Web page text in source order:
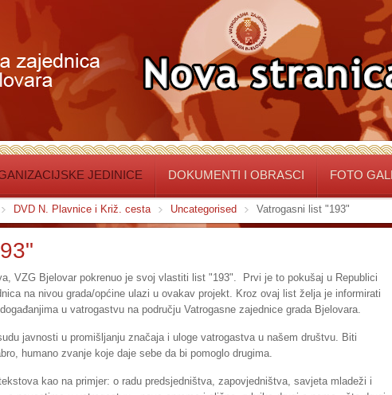
JEDINICE DOKUMENTI I OBRASCI FOTO
DVD N. Plavnice i Križ. cesta Uncategorised Vatrogasni list "193"
VZG Bjelovar pokrenuo je svoj vlastiti list "193". Prvi je to pokušaj u Republici
na nivou grada/općine ulazi u ovakav projekt. Kroz ovaj list želja je informirati
u vatrogastvu na području Vatrogasne zajednice grada Bjelovara.
javnosti u promišljanju značaja i uloge vatrogastva u našem društvu. Biti
humano zvanje koje daje sebe da bi pomoglo drugima.
kao na primjer: o radu predsjedništva, zapovjedništva, savjeta mladeži i